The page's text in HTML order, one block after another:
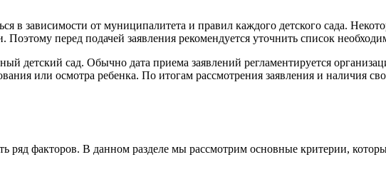
в зависимости от муниципалитета и правил каждого детского сада.
перед подачей заявления рекомендуется уточнить список
детский сад. Обычно дата приема заявлений регламентируется
или осмотра ребенка. По итогам рассмотрения заявления и наличия
ряд факторов. В данном разделе мы рассмотрим основные критерии,